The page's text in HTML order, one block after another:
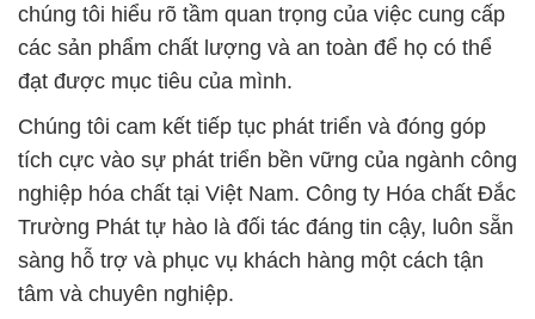
chúng tôi hiểu rõ tầm quan trọng của việc cung cấp
các sản phẩm chất lượng và an toàn để họ có thể
đạt được mục tiêu của mình.
Chúng tôi cam kết tiếp tục phát triển và đóng góp
tích cực vào sự phát triển bền vững của ngành công
nghiệp hóa chất tại Việt Nam. Công ty Hóa chất Đắc
Trường Phát tự hào là đối tác đáng tin cậy, luôn sẵn
sàng hỗ trợ và phục vụ khách hàng một cách tận
tâm và chuyên nghiệp.